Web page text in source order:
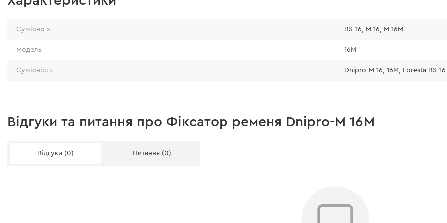
Сумісно з BS-16, M 16, M 16M
Модель 16М
Сумісність Dnipro-M 16, 16М, Foresta BS-16
Відгуки та питання про Фіксатор ременя Dnipro-M 16М
Відгуки (0) Питання (0)